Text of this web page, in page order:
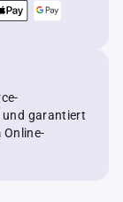
und garantiert
Online-